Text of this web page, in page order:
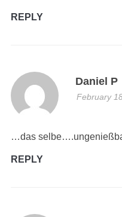
REPLY
Daniel P
February
…das
REPLY